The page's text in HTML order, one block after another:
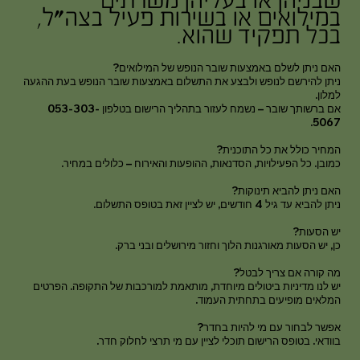
במילואים או בשירות פעיל בצה״ל,
בכל תפקיד שהוא.
האם ניתן לשלם באמצעות שובר הנופש של המילואים?
ניתן להירשם לנופש ולבצע את התשלום באמצעות שובר הנופש בעת ההגעה
למלון.
אם ברשותך שובר – נשמח לעזור בתהליך הרישום בטלפון 053-303-
5067.
המחיר כולל את כל התוכנית?
כמובן. כל הפעילויות, הסדנאות, ההופעות והאירוח – כלולים במחיר.
האם ניתן להביא תינוקות?
ניתן להביא עד גיל 4 חודשים, יש לציין זאת בטופס התשלום.
יש הסעות?
כן, יש הסעות מאורגנות הלוך וחזור מירושלים ובני ברק.
מה קורה אם צריך לבטל?
יש לנו מדיניות ביטולים מיוחדת, מותאמת למורכבות של התקופה. הפרטים
המלאים מופיעים בתחתית העמוד.
אפשר לבחור עם מי להיות בחדר?
בוודאי. בטופס הרישום תוכלי לציין עם מי תרצי לחלוק חדר.